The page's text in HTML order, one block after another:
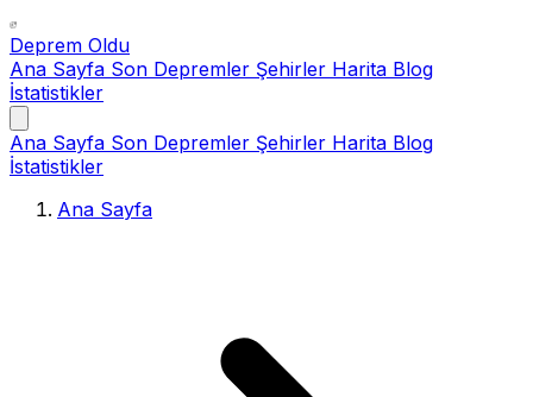
Deprem Oldu
Ana Sayfa Son Depremler Şehirler Harita Blog
İstatistikler
Ana Sayfa Son Depremler Şehirler Harita Blog
İstatistikler
Ana Sayfa